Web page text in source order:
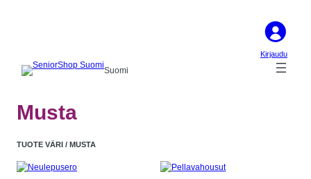
Suomi
Kirjaudu
Musta
TUOTE VÄRI / MUSTA